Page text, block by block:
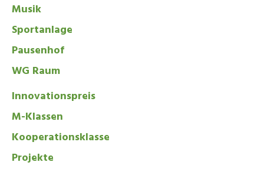
Musik
Sportanlage
Pausenhof
WG Raum
Innovationspreis
M-Klassen
Kooperationsklasse
Projekte